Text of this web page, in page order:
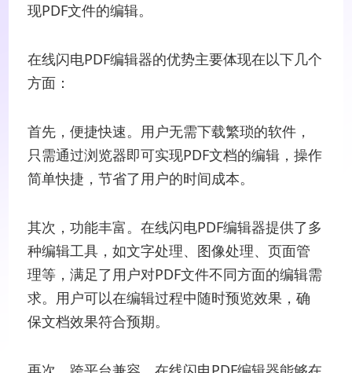
现PDF文件的编辑。
在线闪电PDF编辑器的优势主要体现在以下几个
方面：
首先，便捷快速。用户无需下载繁琐的软件，
只需通过浏览器即可实现PDF文档的编辑，操作
简单快捷，节省了用户的时间成本。
其次，功能丰富。在线闪电PDF编辑器提供了多
种编辑工具，如文字处理、图像处理、页面管
理等，满足了用户对PDF文件不同方面的编辑需
求。用户可以在编辑过程中随时预览效果，确
保文档效果符合预期。